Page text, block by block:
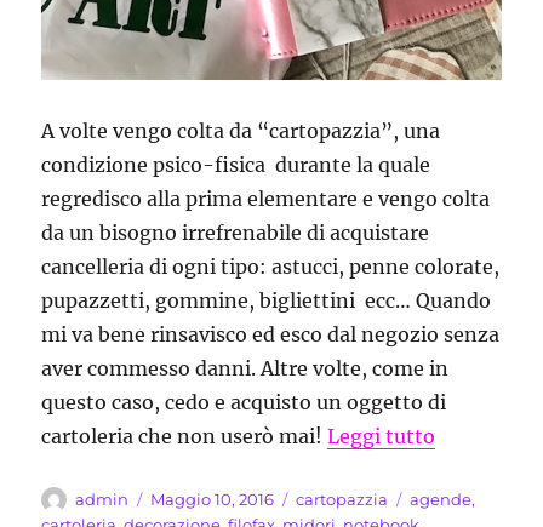
A volte vengo colta da “cartopazzia”, una
condizione psico-fisica durante la quale
regredisco alla prima elementare e vengo colta
da un bisogno irrefrenabile di acquistare
cancelleria di ogni tipo: astucci, penne colorate,
pupazzetti, gommine, bigliettini ecc… Quando
mi va bene rinsavisco ed esco dal negozio senza
aver commesso danni. Altre volte, come in
questo caso, cedo e acquisto un oggetto di
cartoleria che non userò mai!Leggi tutto
Autore
admin
Pubblicato
Maggio 10, 2016 Categorie
cartopazzia Tag
agende,